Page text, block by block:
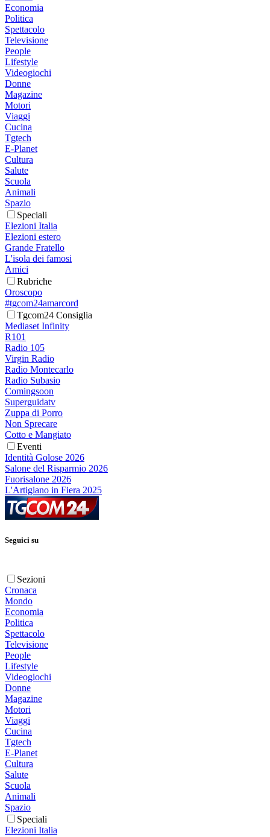
Economia
Politica
Spettacolo
Televisione
People
Lifestyle
Videogiochi
Donne
Magazine
Motori
Viaggi
Cucina
Tgtech
E-Planet
Cultura
Salute
Scuola
Animali
Spazio
Speciali
Elezioni Italia
Elezioni estero
Grande Fratello
L'isola dei famosi
Amici
Rubriche
Oroscopo
#tgcom24amarcord
Tgcom24 Consiglia
Mediaset Infinity
R101
Radio 105
Virgin Radio
Radio Montecarlo
Radio Subasio
Comingsoon
Superguidatv
Zuppa di Porro
Non Sprecare
Cotto e Mangiato
Eventi
Identità Golose 2026
Salone del Risparmio 2026
Fuorisalone 2026
L'Artigiano in Fiera 2025
Seguici su
Sezioni
Cronaca
Mondo
Economia
Politica
Spettacolo
Televisione
People
Lifestyle
Videogiochi
Donne
Magazine
Motori
Viaggi
Cucina
Tgtech
E-Planet
Cultura
Salute
Scuola
Animali
Spazio
Speciali
Elezioni Italia